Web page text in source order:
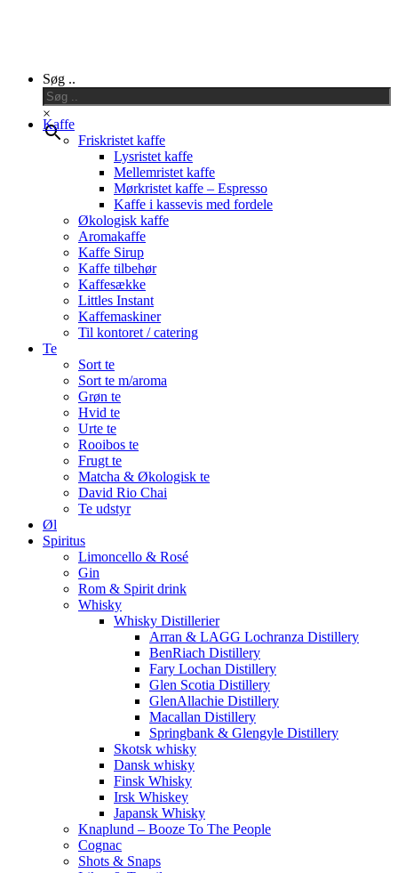
Menu
Søg ..
×
Kaffe
Friskristet kaffe
Lysristet kaffe
Mellemristet kaffe
Mørkristet kaffe – Espresso
Kaffe i kassevis med fordele
Økologisk kaffe
Aromakaffe
Kaffe Sirup
Kaffe tilbehør
Kaffesække
Littles Instant
Kaffemaskiner
Til kontoret / catering
Te
Sort te
Sort te m/aroma
Grøn te
Hvid te
Urte te
Rooibos te
Frugt te
Matcha & Økologisk te
David Rio Chai
Te udstyr
Øl
Spiritus
Limoncello & Rosé
Gin
Rom & Spirit drink
Whisky
Whisky Distillerier
Arran & LAGG Lochranza Distillery
BenRiach Distillery
Fary Lochan Distillery
Glen Scotia Distillery
GlenAllachie Distillery
Macallan Distillery
Springbank & Glengyle Distillery
Skotsk whisky
Dansk whisky
Finsk Whisky
Irsk Whiskey
Japansk Whisky
Knaplund – Booze To The People
Cognac
Shots & Snaps